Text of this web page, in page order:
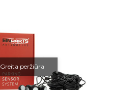
Greita peržiūra